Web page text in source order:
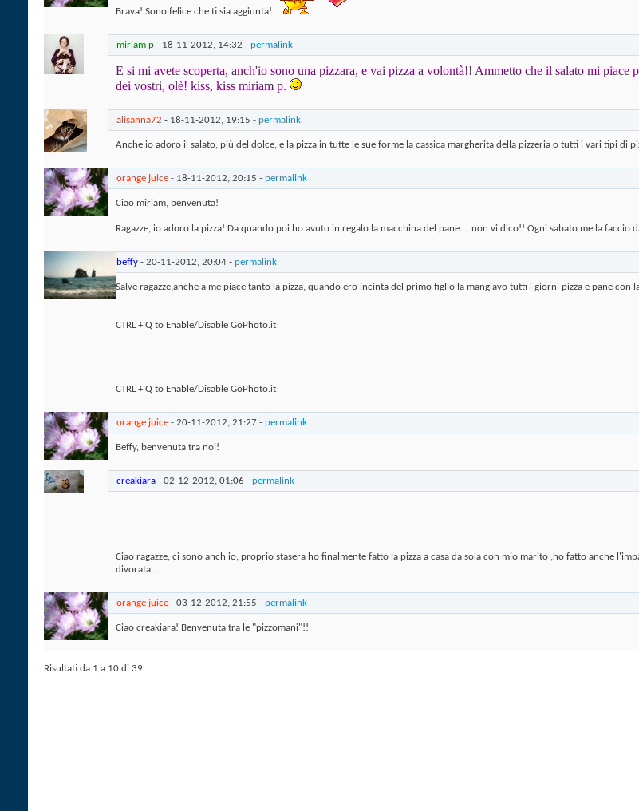
Brava! Sono felice che ti sia aggiunta!
miriam p - 18-11-2012, 14:32 - permalink
E si mi avete scoperta, anch'io sono una pizzara, e vai pizza a volontà!! Ammetto che il salato mi
dei vostri, olè! kiss, kiss miriam p.
alisanna72 - 18-11-2012, 19:15 - permalink
Anche io adoro il salato, più del dolce, e la pizza in tutte le sue forme la cassica margherita della pizzeria o tutti i vari tipi di
orange juice - 18-11-2012, 20:15 - permalink
Ciao miriam, benvenuta!
Ragazze, io adoro la pizza! Da quando poi ho avuto in regalo la macchina del pane.... non vi dico!! Ogni sabato me la faccio
beffy - 20-11-2012, 20:04 - permalink
Salve ragazze,anche a me piace tanto la pizza, quando ero incinta del primo figlio la mangiavo tutti i giorni pizza e pane
CTRL + Q to Enable/Disable GoPhoto.it
CTRL + Q to Enable/Disable GoPhoto.it
orange juice - 20-11-2012, 21:27 - permalink
Beffy, benvenuta tra noi!
creakiara - 02-12-2012, 01:06 - permalink
Ciao ragazze, ci sono anch'io, proprio stasera ho finalmente fatto la pizza a casa da sola con mio marito ,ho fatto anche
divorata.....
orange juice - 03-12-2012, 21:55 - permalink
Ciao creakiara! Benvenuta tra le "pizzomani"!!
Risultati da 1 a 10 di 39